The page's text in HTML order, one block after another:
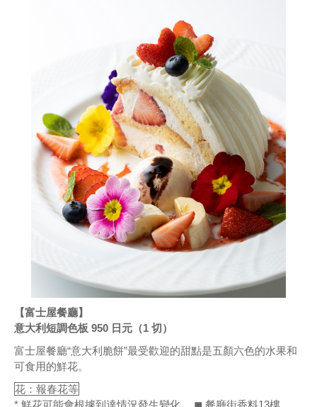
【富士屋餐廳】
意大利短調色板 950 日元（1 切）
富士屋餐廳“意大利脆餅”最受歡迎的甜點是五顏六色的水果和
可食用的鮮花。
花：報春花等
* 鮮花可能會根據到達情況發生變化。 ◼ 餐廳街香料13樓